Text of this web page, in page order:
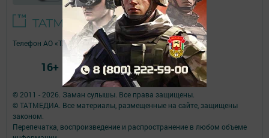
© 2011 - 2026. Заман сулышы. Все права защищены.
© ТАТМЕДИА. Все материалы, размещенные на сайте, защищены
законом.
Перепечатка, воспроизведение и распространение в любом объеме
Телефон АО «ТАТМЕДИА»:(843) 222 09 84
16+